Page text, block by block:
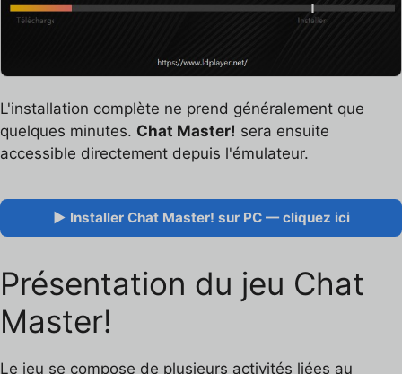
L'installation complète ne prend généralement que
quelques minutes. Chat Master! sera ensuite
accessible directement depuis l'émulateur.
▶ Installer Chat Master! sur PC — cliquez ici
Présentation du jeu Chat
Master!
Le jeu se compose de plusieurs activités liées au